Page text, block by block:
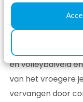
heeft een
statige oprijlaan
beschikt het
zoals een
en volleybalveld
van het vroegere
vervangen door